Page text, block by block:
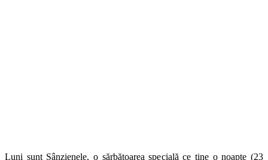
Luni sunt Sânzienele, o sărbătoarea specială ce ţine o noapte (23